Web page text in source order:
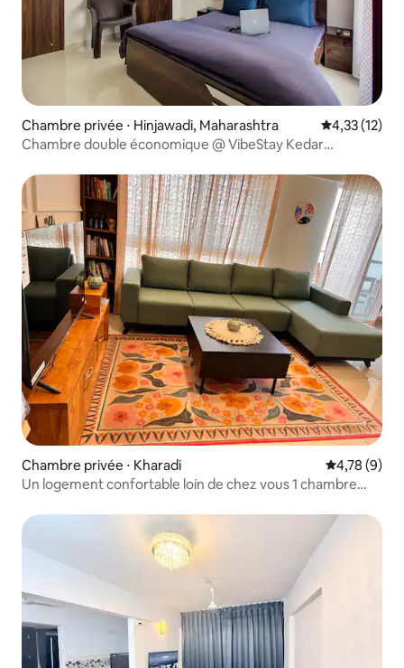
Chambre privée ⋅ Hinjawadi, Maharashtra Évaluation
4,33 (12)
Chambre double économique @ VibeStay Kedar
Chambre privée ⋅ Kharadi Évaluation
4,78 (9)
Un logement confortable loin de chez vous 1 chambre